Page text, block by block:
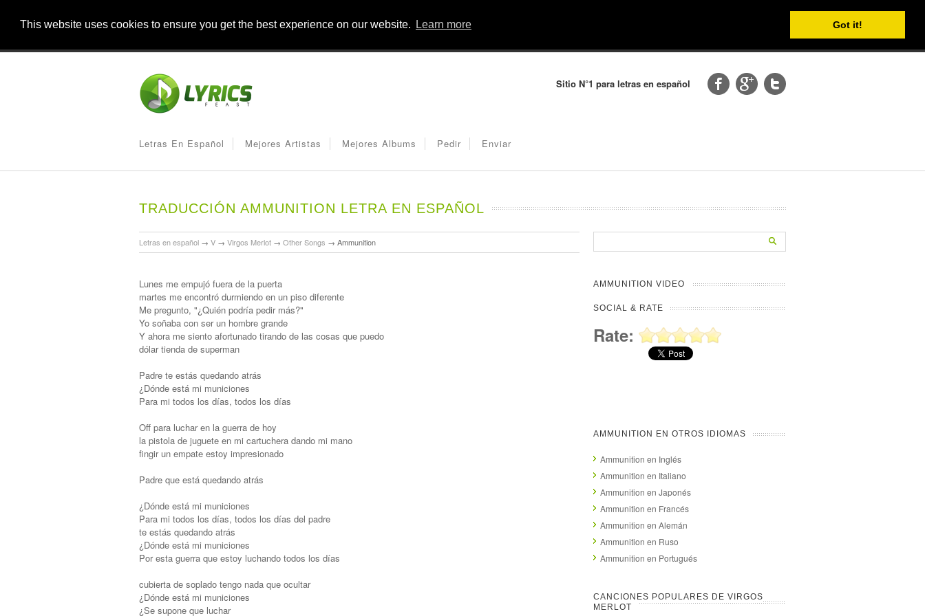
This website uses cookies to ensure you get the best experience on our website. Learn more Got it!
Sitio N°1 para letras en español
Letras En Español Mejores Artistas Mejores Albums Pedir Enviar
TRADUCCIÓN AMMUNITION LETRA EN ESPAÑOL
Letras en español → V → Virgos Merlot → Other Songs → Ammunition
Lunes me empujó fuera de la puerta
martes me encontró durmiendo en un piso diferente
Me pregunto, "¿Quién podría pedir más?"
Yo soñaba con ser un hombre grande
Y ahora me siento afortunado tirando de las cosas que puedo
dólar tienda de superman
Padre te estás quedando atrás
¿Dónde está mi municiones
Para mi todos los días, todos los días
Off para luchar en la guerra de hoy
la pistola de juguete en mi cartuchera dando mi mano
fingir un empate estoy impresionado
Padre que está quedando atrás
¿Dónde está mi municiones
Para mi todos los días, todos los días del padre
te estás quedando atrás
¿Dónde está mi municiones
Por esta guerra que estoy luchando todos los días
cubierta de soplado tengo nada que ocultar
¿Dónde está mi municiones
¿Se supone que luchar
AMMUNITION VIDEO
SOCIAL & RATE
Rate:
AMMUNITION EN OTROS IDIOMAS
Ammunition en Inglés
Ammunition en Italiano
Ammunition en Japonés
Ammunition en Francés
Ammunition en Alemán
Ammunition en Ruso
Ammunition en Portugués
CANCIONES POPULARES DE VIRGOS
MERLOT